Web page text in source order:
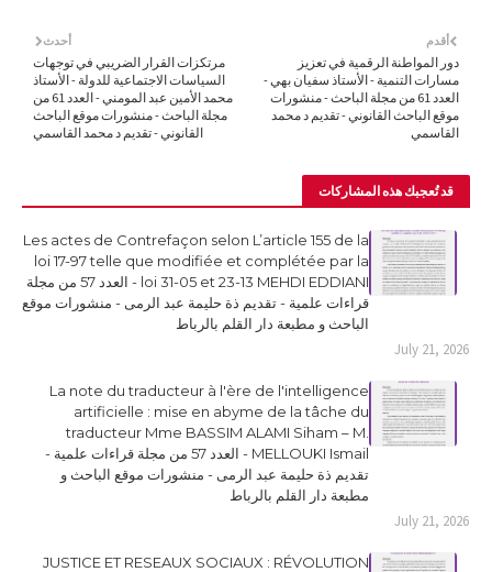
أحدث
مرتكزات القرار الضريبي في توجهات
السياسات الاجتماعية للدولة - الأستاذ
محمد الأمين عبد المومني - العدد 61 من
مجلة الباحث - منشورات موقع الباحث
القانوني - تقديم د محمد القاسمي
أقدم
دور المواطنة الرقمية في تعزيز
مسارات التنمية - الأستاذ سفيان بهي -
العدد 61 من مجلة الباحث - منشورات
موقع الباحث القانوني - تقديم د محمد
القاسمي
قد تُعجبك هذه المشاركات
Les actes de Contrefaçon selon L’article 155 de la
loi 17-97 telle que modifiée et complétée par la
loi 31-05 et 23-13 MEHDI EDDIANI - العدد 57 من مجلة
قراءات علمية - تقديم ذة حليمة عبد الرمى - منشورات موقع
الباحث و مطبعة دار القلم بالرباط
July 21, 2026
La note du traducteur à l'ère de l'intelligence
artificielle : mise en abyme de la tâche du
traducteur Mme BASSIM ALAMI Siham – M.
MELLOUKI Ismail - العدد 57 من مجلة قراءات علمية -
تقديم ذة حليمة عبد الرمى - منشورات موقع الباحث و
مطبعة دار القلم بالرباط
July 21, 2026
JUSTICE ET RESEAUX SOCIAUX : RÉVOLUTION